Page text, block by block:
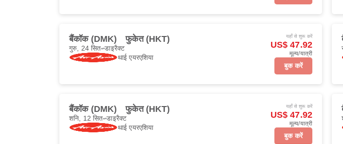
बैंकॉक (DMK) फुकेत (HKT)
गुरु, 24 सित॰डाइरैक्ट
थाई एयरएशिया
यहाँ से शुरू करें
US$ 47.92
मूल्य/यात्री
बुक करें
बैंकॉक (DMK) फुकेत (HKT)
शनि, 12 सित॰डाइरैक्ट
थाई एयरएशिया
यहाँ से शुरू करें
US$ 47.92
मूल्य/यात्री
बुक करें